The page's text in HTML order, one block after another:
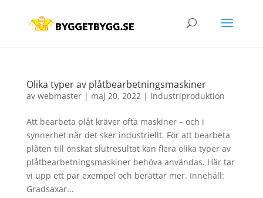
Olika typer av plåtbearbetningsmaskiner
av webmaster| maj 20, 2022| Industriproduktion
Att bearbeta plåt kräver ofta maskiner – och i
synnerhet när det sker industriellt. För att bearbeta
plåten till önskat slutresultat kan flera olika typer av
plåtbearbetningsmaskiner behöva användas. Här tar
vi upp ett par exempel och berättar mer. Innehåll:
Gradsaxar...